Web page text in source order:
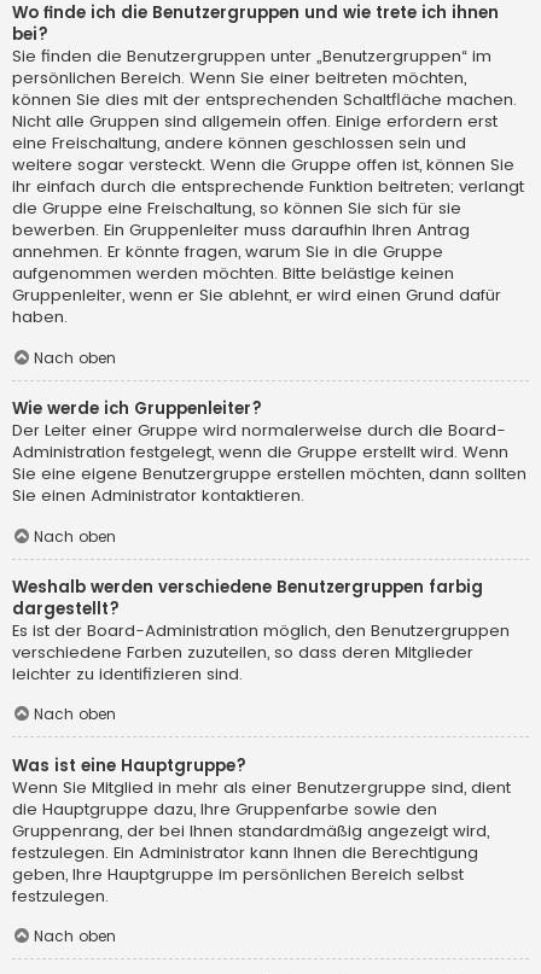
Wo finde ich die Benutzergruppen und wie trete ich ihnen
bei?
Sie finden die Benutzergruppen unter „Benutzergruppen“ im
persönlichen Bereich. Wenn Sie einer beitreten möchten,
können Sie dies mit der entsprechenden Schaltfläche machen.
Nicht alle Gruppen sind allgemein offen. Einige erfordern erst
eine Freischaltung, andere können geschlossen sein und
weitere sogar versteckt. Wenn die Gruppe offen ist, können Sie
ihr einfach durch die entsprechende Funktion beitreten; verlangt
die Gruppe eine Freischaltung, so können Sie sich für sie
bewerben. Ein Gruppenleiter muss daraufhin Ihren Antrag
annehmen. Er könnte fragen, warum Sie in die Gruppe
aufgenommen werden möchten. Bitte belästige keinen
Gruppenleiter, wenn er Sie ablehnt, er wird einen Grund dafür
haben.
Nach oben
Wie werde ich Gruppenleiter?
Der Leiter einer Gruppe wird normalerweise durch die Board-
Administration festgelegt, wenn die Gruppe erstellt wird. Wenn
Sie eine eigene Benutzergruppe erstellen möchten, dann sollten
Sie einen Administrator kontaktieren.
Nach oben
Weshalb werden verschiedene Benutzergruppen farbig
dargestellt?
Es ist der Board-Administration möglich, den Benutzergruppen
verschiedene Farben zuzuteilen, so dass deren Mitglieder
leichter zu identifizieren sind.
Nach oben
Was ist eine Hauptgruppe?
Wenn Sie Mitglied in mehr als einer Benutzergruppe sind, dient
die Hauptgruppe dazu, Ihre Gruppenfarbe sowie den
Gruppenrang, der bei Ihnen standardmäßig angezeigt wird,
festzulegen. Ein Administrator kann Ihnen die Berechtigung
geben, Ihre Hauptgruppe im persönlichen Bereich selbst
festzulegen.
Nach oben